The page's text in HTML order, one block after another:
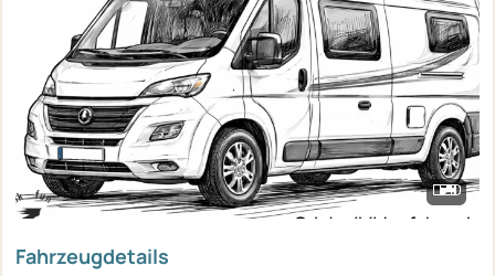
Fahrzeugdetails